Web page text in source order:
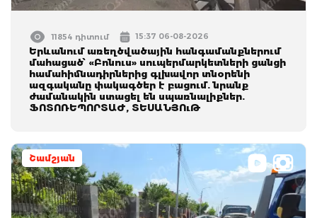
11854 դիտում 15:37 06-08-2026
Երևանում առեղծվածային հանգամանքներում
մահացած՝ «Բոնուս» սուպերմարկետների ցանցի
համահիմնադիրներից գլխավոր տնօրենի
ազգականը փակագծեր է բացում. նրանք
ժամանակին ստացել են սպառնալիքներ.
ՖՈՏՈՌԵՊՈՐՏԱԺ, ՏԵՍԱՆՅՈւԹ
Շամշյան